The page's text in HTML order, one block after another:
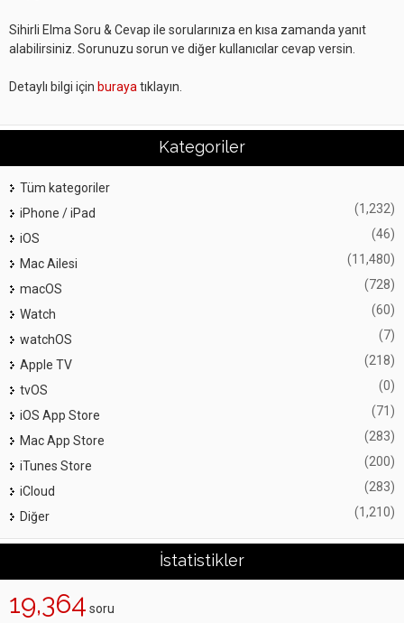
Sihirli Elma Soru & Cevap ile sorularınıza en kısa zamanda yanıt
alabilirsiniz. Sorunuzu sorun ve diğer kullanıcılar cevap versin.
Detaylı bilgi için buraya tıklayın.
Kategoriler
Tüm kategoriler
iPhone / iPad
(1,232)
iOS (46)
Mac Ailesi (11,480)
macOS (728)
Watch (60)
watchOS (7)
Apple TV (218)
tvOS (0)
iOS App Store (71)
Mac App Store (283)
iTunes Store (200)
iCloud (283)
Diğer (1,210)
İstatistikler
19,364 soru